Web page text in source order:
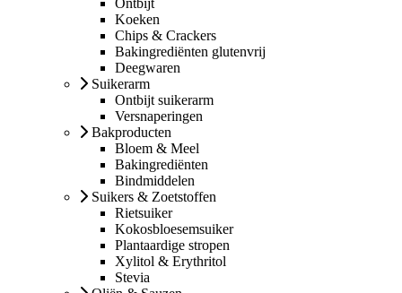
Koeken
Chips & Crackers
Bakingrediënten glutenvrij
Deegwaren
Suikerarm
Ontbijt suikerarm
Versnaperingen
Bakproducten
Bloem & Meel
Bakingrediënten
Bindmiddelen
Suikers & Zoetstoffen
Rietsuiker
Kokosbloesemsuiker
Plantaardige stropen
Xylitol & Erythritol
Stevia